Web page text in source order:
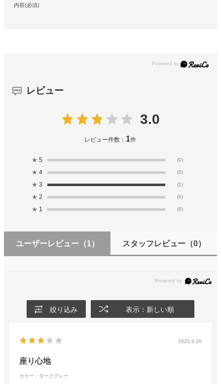
内容(必須)
レビュー
3.0
レビュー件数： 1件
★ 5 (0)
★ 4 (0)
★ 3 (1)
★ 2 (0)
★ 1 (0)
ユーザーレビュー （1） スタッフレビュー（0）
絞り込み 表示：新しい順
2025.9.26
座り心地
カラー：ダークグレー